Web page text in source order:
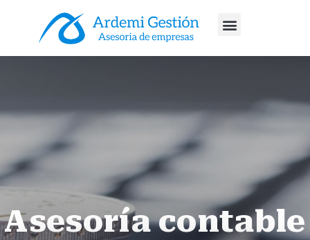
Asesoría contable